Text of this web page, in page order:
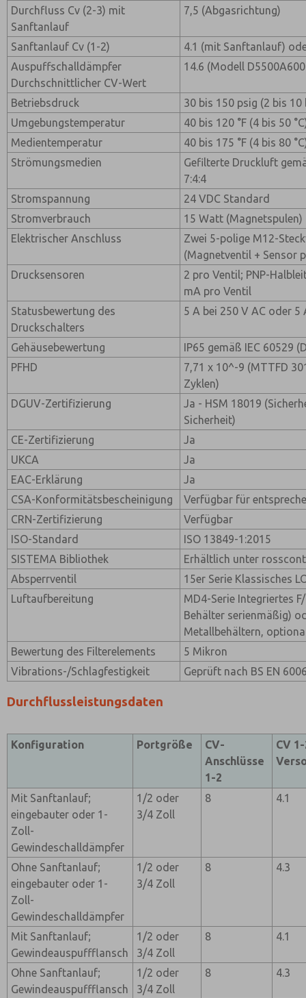
Durchfluss Cv (2-3) mit
Sanftanlauf
7,5 (Abgasrichtung)
Sanftanlauf Cv (1-2)
4.1 (mit Sanftanlauf)
Auspuffschalldämpfer
Durchschnittlicher CV-Wert
14.6 (Modell
Betriebsdruck
30 bis 150 psig (2 bis 10
Umgebungstemperatur
40 bis 120 °F (4 bis 50
Medientemperatur
40 bis 175 °F (4 bis 80
Strömungsmedien
Gefilterte Druckluft
7:4:4
Stromspannung
24 VDC Standard
Stromverbrauch
15 Watt (Magnetspulen)
Elektrischer Anschluss
Zwei 5-polige M12-
(Magnetventil + Sensor
Drucksensoren
2 pro Ventil; PNP-
mA pro Ventil
Statusbewertung des
Druckschalters
5 A bei 250 V AC oder 5
Gehäusebewertung
IP65 gemäß IEC 60529
PFHD
7,71 x 10^-9 (MTTFD
Zyklen)
DGUV-Zertifizierung
Ja - HSM 18019
Sicherheit)
CE-Zertifizierung
Ja
UKCA
Ja
EAC-Erklärung
Ja
CSA-Konformitätsbescheinigung
Verfügbar für
CRN-Zertifizierung
Verfügbar
ISO-Standard
ISO 13849-1:2015
SISTEMA Bibliothek
Erhältlich unter
Absperrventil
15er Serie Klassisches
Luftaufbereitung
MD4-Serie Integriertes
Behälter serienmäßig)
Metallbehältern,
Bewertung des Filterelements
5 Mikron
Vibrations-/Schlagfestigkeit
Geprüft nach BS EN
Durchflussleistungsdaten
Konfiguration Portgröße
CV-
Anschlüsse
1-2
CV
Mit Sanftanlauf;
eingebauter oder 1-
Zoll-
Gewindeschalldämpfer
1/2 oder
3/4 Zoll
8 4.1
Ohne Sanftanlauf;
eingebauter oder 1-
Zoll-
Gewindeschalldämpfer
1/2 oder
3/4 Zoll
8 4.3
Mit Sanftanlauf;
Gewindeauspuffflansch
1/2 oder
3/4 Zoll
8 4.1
Ohne Sanftanlauf;
Gewindeauspuffflansch
1/2 oder
3/4 Zoll
8 4.3